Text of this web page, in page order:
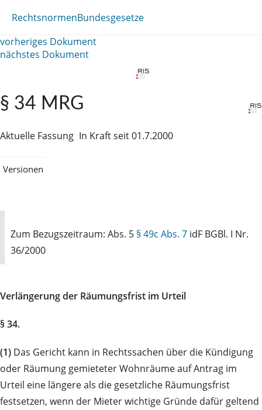
RechtsnormenBundesgesetze
vorheriges Dokument
nächstes Dokument
§ 34 MRG
Aktuelle Fassung In Kraft seit 01.7.2000
Versionen
Zum Bezugszeitraum: Abs. 5 § 49c Abs. 7 idF BGBl. I Nr.
36/2000
Verlängerung der Räumungsfrist im Urteil
§ 34.
(1) Das Gericht kann in Rechtssachen über die Kündigung
oder Räumung gemieteter Wohnräume auf Antrag im
Urteil eine längere als die gesetzliche Räumungsfrist
festsetzen, wenn der Mieter wichtige Gründe dafür geltend